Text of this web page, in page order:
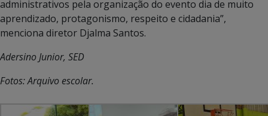
administrativos pela organização do evento dia de muito
aprendizado, protagonismo, respeito e cidadania”,
menciona diretor Djalma Santos.
Adersino Junior, SED
Fotos: Arquivo escolar.